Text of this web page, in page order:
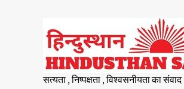
सत्यता , निष्पक्षता , विश्वसनीयता का संवाद